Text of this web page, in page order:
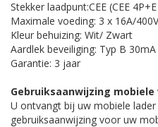
Stekker laadpunt:CEE (CEE
Maximale voeding: 3 x 16A/400V
Kleur behuizing: Wit/ Zwart
Aardlek beveiliging: Typ B
Garantie: 3 jaar
Gebruiksaanwijzing mobiele
U ontvangt bij uw mobiele
gebruiksaanwijzing voor uw